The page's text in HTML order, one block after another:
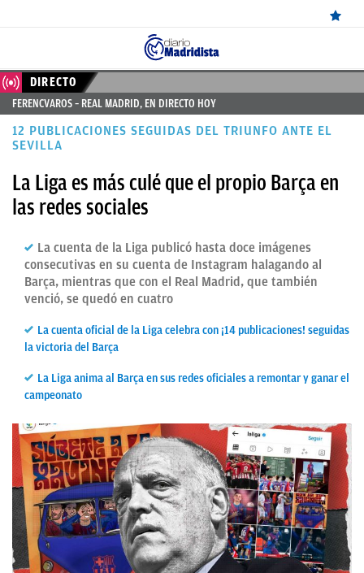
ÚLTIMAS
NOTICIAS
REAL
MADRID
BALONCESTO
FICHAJES
DIRECTO
FEMENINO
OKDIARIO
DIRECTO
FERENCVAROS – REAL MADRID, EN DIRECTO HOY
12 PUBLICACIONES SEGUIDAS DEL TRIUNFO ANTE EL
SEVILLA
La Liga es más culé que el propio Barça en
las redes sociales
La cuenta de la Liga publicó hasta doce imágenes
consecutivas en su cuenta de Instagram halagando al
Barça, mientras que con el Real Madrid, que también
venció, se quedó en cuatro
La cuenta oficial de la Liga celebra con ¡14 publicaciones! seguidas
la victoria del Barça
La Liga anima al Barça en sus redes oficiales a remontar y ganar el
campeonato